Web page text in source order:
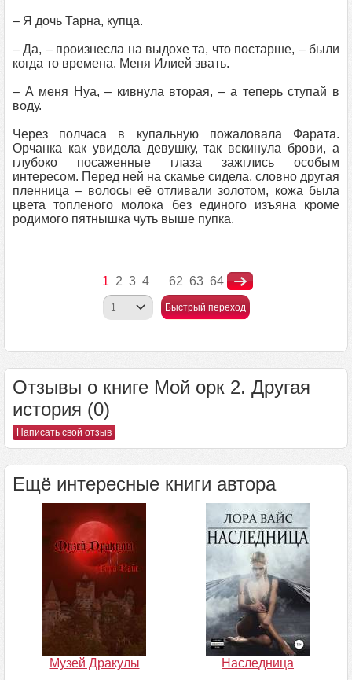
– Я дочь Тарна, купца.
– Да, – произнесла на выдохе та, что постарше, – были
когда то времена. Меня Илией звать.
– А меня Нуа, – кивнула вторая, – а теперь ступай в
воду.
Через полчаса в купальную пожаловала Фарата.
Орчанка как увидела девушку, так вскинула брови, а
глубоко посаженные глаза зажглись особым
интересом. Перед ней на скамье сидела, словно другая
пленница – волосы её отливали золотом, кожа была
цвета топленого молока без единого изъяна кроме
родимого пятнышка чуть выше пупка.
1 2 3 4 ... 62 63 64
Быстрый переход
Отзывы о книге Мой орк 2. Другая
история (0)
Написать свой отзыв
Ещё интересные книги автора
Музей Дракулы Наследница